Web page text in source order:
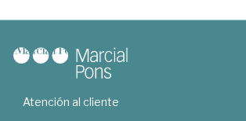
Atención al cliente